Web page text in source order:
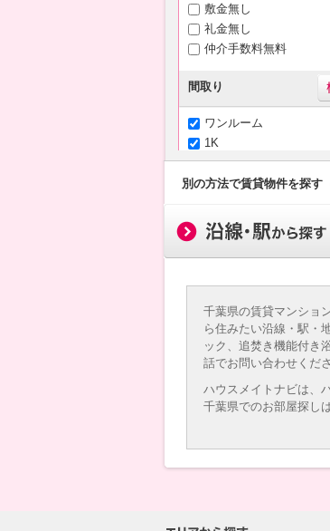
敷金無し
礼金無し
仲介手数料無料
間取り
ワンルーム
1K
1DK（+S）
1LDK（+S）
2DK（+S）
2LDK（+S）
3K
4K以上
専有面積
～
築年月
15年以内
別の方法で賃貸物件を探す
千葉県の賃貸マンショ
ら住みたい沿線・駅・
ック、追焚き機能付き
話でお問い合わせくださ
ハウスメイトナビは、
千葉県でのお部屋探し